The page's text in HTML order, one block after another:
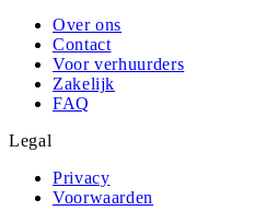
Over ons
Contact
Voor verhuurders
Zakelijk
FAQ
Legal
Privacy
Voorwaarden